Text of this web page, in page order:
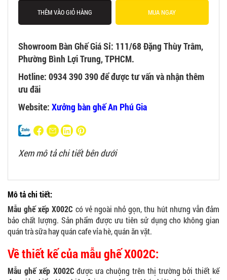
THÊM VÀO GIỎ HÀNG MUA NGAY
Showroom Bàn Ghế Giá Sỉ: 111/68 Đặng Thùy Trâm,
Phường Bình Lợi Trung, TPHCM.
Hotline: 0934 390 390 để được tư vấn và nhận thêm
ưu đãi
Website: Xưởng bàn ghế An Phú Gia
Xem mô tả chi tiết bên dưới
Mô tả chi tiết:
Mẫu ghế xếp X002C có vẻ ngoài nhỏ gọn, thu hút nhưng vẫn đảm
bảo chất lượng. Sản phẩm được ưu tiên sử dụng cho không gian
quán trà sữa hay quán cafe vỉa hè, quán ăn vặt.
Về thiết kế của mẫu ghế X002C:
Mẫu ghế xếp X002C được ưa chuộng trên thị trường bởi thiết kế